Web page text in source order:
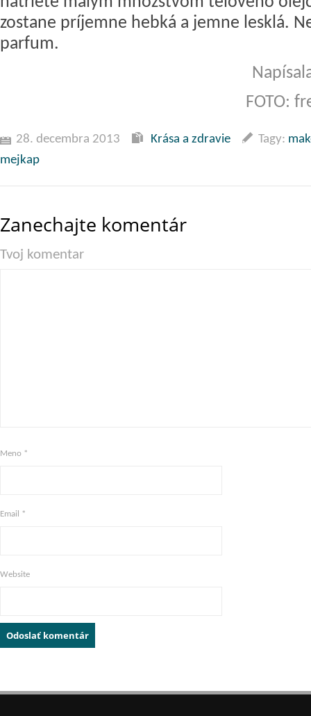
zostane príjemne hebká a jemne lesklá.
parfum.
FOTO:
28. decembra 2013 Krása a zdravie Tagy:
mejkap
Zanechajte komentár
Tvoj komentar
Meno *
Email *
Website